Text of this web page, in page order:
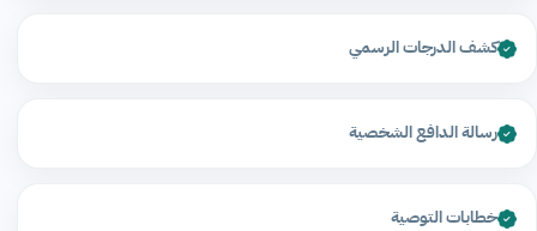
كشف الدرجات الرسمي
رسالة الدافع الشخصية
خطابات التوصية